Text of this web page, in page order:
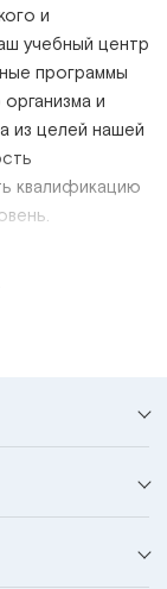
и
учебный центр
программы
и
из целей нашей
квалификацию